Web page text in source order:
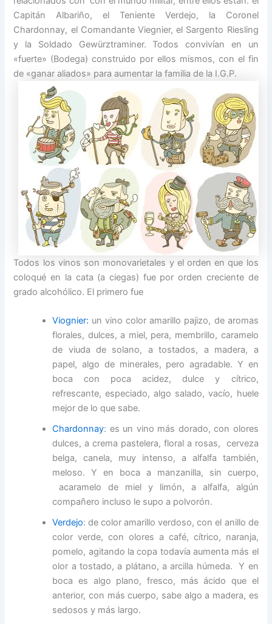
Capitán Albariño, el Teniente Verdejo, la Coronel
Chardonnay, el Comandante Viegnier, el Sargento Riesling
y la Soldado Gewürztraminer. Todos convivían en un
«fuerte» (Bodega) construido por ellos mismos, con el fin
de «ganar aliados» para aumentar la familia de la I.G.P.
Todos los vinos son monovarietales y el orden en que los
coloqué en la cata (a ciegas) fue por orden creciente de
grado alcohólico. El primero fue
Viognier: un vino color amarillo pajizo, de aromas
florales, dulces, a miel, pera, membrillo, caramelo
de viuda de solano, a tostados, a madera, a
papel, algo de minerales, pero agradable. Y en
boca con poca acidez, dulce y cítrico,
refrescante, especiado, algo salado, vacío, huele
mejor de lo que sabe.
Chardonnay: es un vino más dorado, con olores
dulces, a crema pastelera, floral a rosas, cerveza
belga, canela, muy intenso, a alfalfa también,
meloso. Y en boca a manzanilla, sin cuerpo,
acaramelo de miel y limón, a alfalfa, algún
compañero incluso le supo a polvorón.
Verdejo: de color amarillo verdoso, con el anillo de
color verde, con olores a café, cítrico, naranja,
pomelo, agitando la copa todavía aumenta más el
olor a tostado, a plátano, a arcilla húmeda. Y en
boca es algo plano, fresco, más ácido que el
anterior, con más cuerpo, sabe algo a madera, es
sedosos y más largo.